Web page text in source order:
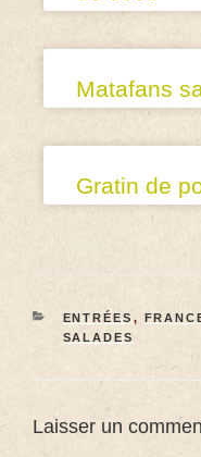
Matafans
Gratin de
ENTRÉES ,
SALADES
Laisser un